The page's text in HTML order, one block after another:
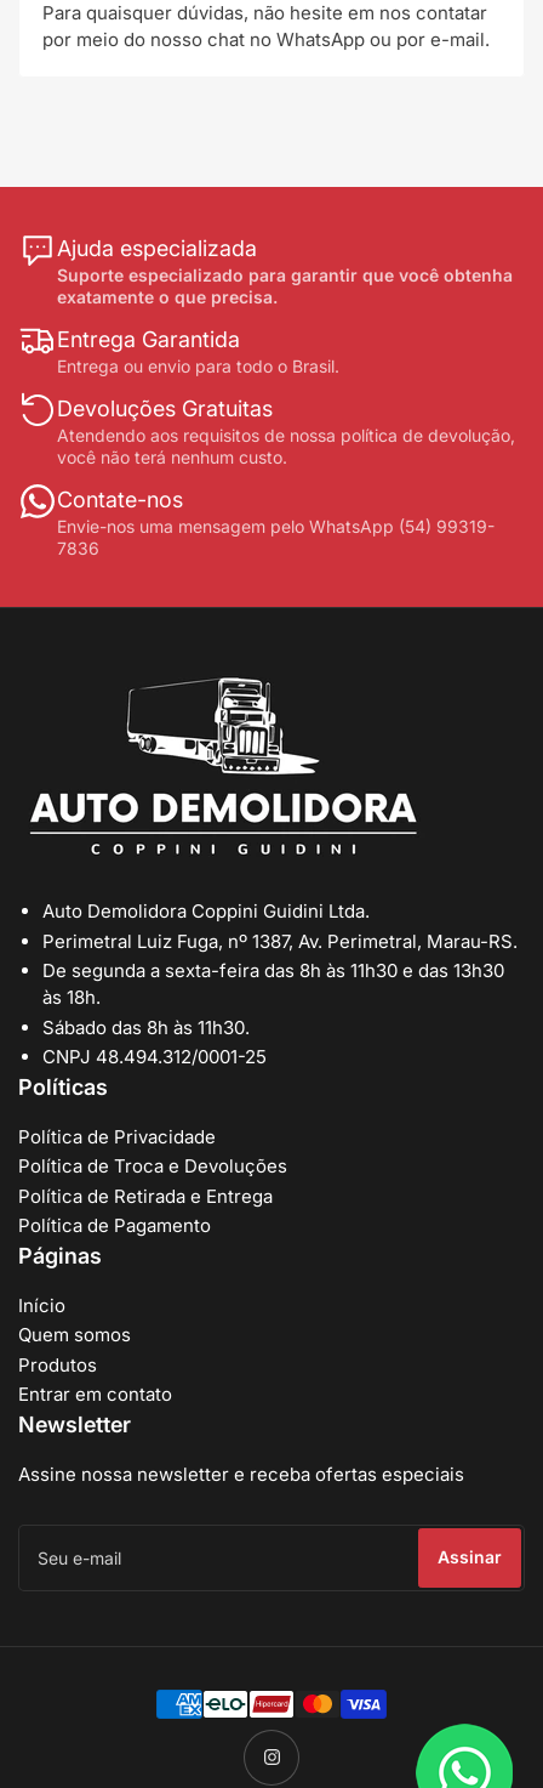
Para quaisquer dúvidas, não hesite em nos contatar
por meio do nosso chat no WhatsApp ou por e-mail.
Ajuda especializada
Suporte especializado para garantir que você obtenha
exatamente o que precisa.
Entrega Garantida
Entrega ou envio para todo o Brasil.
Devoluções Gratuitas
Atendendo aos requisitos de nossa política de devolução,
você não terá nenhum custo.
Contate-nos
Envie-nos uma mensagem pelo WhatsApp (54) 99319-
7836
Auto Demolidora Coppini Guidini Ltda.
Perimetral Luiz Fuga, nº 1387, Av. Perimetral, Marau-RS.
De segunda a sexta-feira das 8h às 11h30 e das 13h30
às 18h.
Sábado das 8h às 11h30.
CNPJ 48.494.312/0001-25
Políticas
Política de Privacidade
Política de Troca e Devoluções
Política de Retirada e Entrega
Política de Pagamento
Páginas
Início
Quem somos
Produtos
Entrar em contato
Newsletter
Assine nossa newsletter e receba ofertas especiais
Assinar
de
pagamento
Instagram